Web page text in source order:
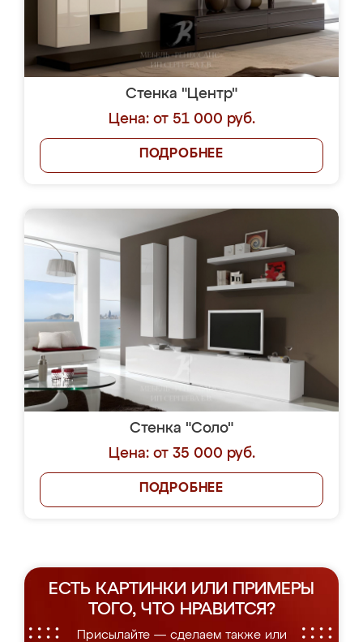
Стенка "Центр"
Цена: от 51 000 руб.
ПОДРОБНЕЕ
Стенка "Соло"
Цена: от 35 000 руб.
ПОДРОБНЕЕ
ЕСТЬ КАРТИНКИ ИЛИ ПРИМЕРЫ
ТОГО, ЧТО НРАВИТСЯ?
Присылайте — сделаем также или